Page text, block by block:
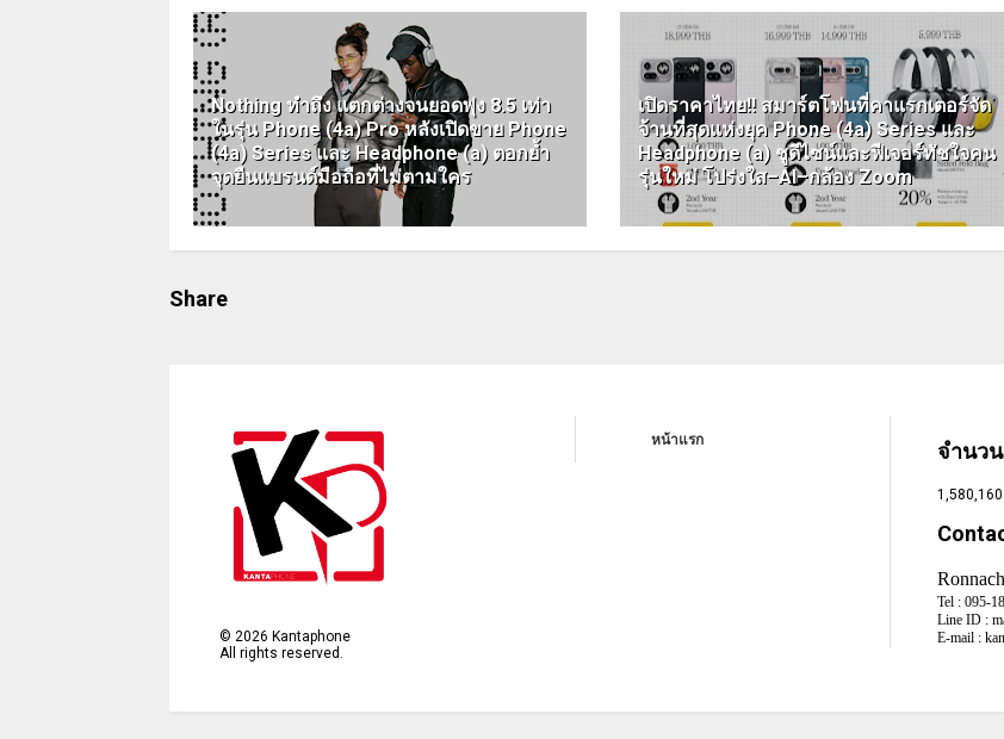
Nothing ทำถึง แตกต่างจนยอดพุ่ง 8.5 เท่า
ในรุ่น Phone (4a) Pro หลังเปิดขาย Phone
(4a) Series และ Headphone (a) ตอกย้ำ
จุดยืนแบรนด์มือถือที่ไม่ตามใคร
เปิดราคาไทย!! สมาร์ตโฟนที่คาแรกเตอร์จัด
จ้านที่สุดแห่งยุค Phone (4a) Series และ
Headphone (a) ชูดีไซน์และฟีเจอร์ทัชใจคน
รุ่นใหม่ โปร่งใส–AI–กล้อง Zoom
Share
© 2026 Kantaphone
All rights reserved.
หน้าแรก จำนว
1,580,160
Tel : 095-
Line ID :
E-mail :